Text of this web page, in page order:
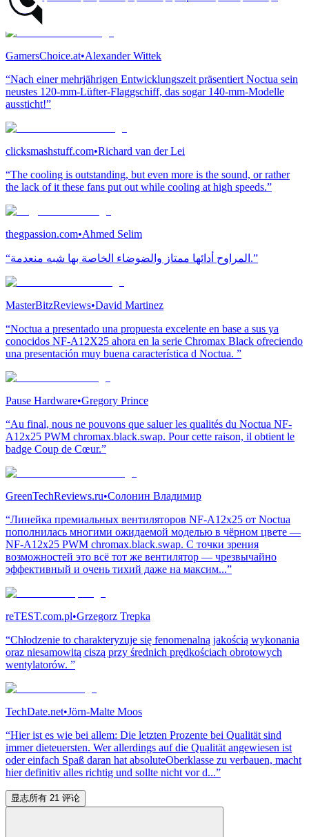
and...”
GamersChoice.at•Alexander Wittek
“Nach einer mehrjährigen Entwicklungszeit präsentiert Noctua sein
neustes 120-mm-Lüfter-Flaggschiff, das sogar 140-mm-Modelle
aussticht!”
clicksmashstuff.com•Richard van der Lei
“The cooling is outstanding, but even more is the sound, or rather
the lack of it these fans put out while cooling at high speeds.”
thegpassion.com•Ahmed Selim
“المراوح أدائها ممتاز والضوضاء الخاصة بها شبه منعدمة.”
MasterBitzReviews•David Martinez
“Noctua a presentado una propuesta excelente en base a sus ya
conocidos NF-A12X25 ahora en la serie Chromax Black ofreciendo
una presentación muy buena característica d Noctua. ”
Pause Hardware•Gregory Prince
“Au final, nous ne pouvons que saluer les qualités du Noctua NF-
A12x25 PWM chromax.black.swap. Pour cette raison, il obtient le
badge Coup de Cœur.”
GreenTechReviews.ru•Солонин Владимир
“Линейка премиальных вентиляторов NF-A12x25 от Noctua
пополнилась многими ожидаемой моделью в чёрном цвете —
NF-A12x25 PWM chromax.black.swap. С точки зрения
возможностей это всё тот же вентилятор — чрезвычайно
эффективный и очень тихий даже на максим...”
reTEST.com.pl•Grzegorz Trepka
“Chłodzenie to charakteryzuje się fenomenalną jakością wykonania
oraz niesamowitą ciszą przy średnich prędkościach obrotowych
wentylatorów. ”
TechDate.net•Jörn-Malte Moos
“Hier ist es wie bei allem: Die letzten Prozente bei Qualität sind
immer dieteuersten. Wer allerdings auf die Qualität angewiesen ist
oder einfach Spaß daran hat absoluteOberklasse zu verbauen, macht
hier definitiv alles richtig und sollte nicht vor d...”
显志所有 21 评论